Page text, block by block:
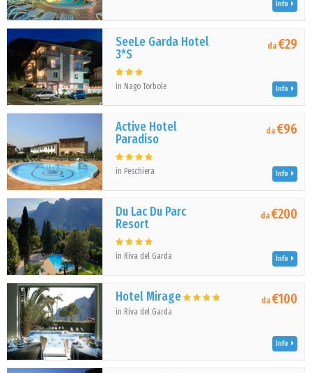
Info
SeeLe Garda Hotel
3*S
in Nago Torbole
da€29
Info
Active Hotel
Paradiso
in Peschiera
da€96
Info
Du Lac Du Parc
Resort
in Riva del Garda
da€200
Info
Hotel Mirage
in Riva del Garda
da€100
Info